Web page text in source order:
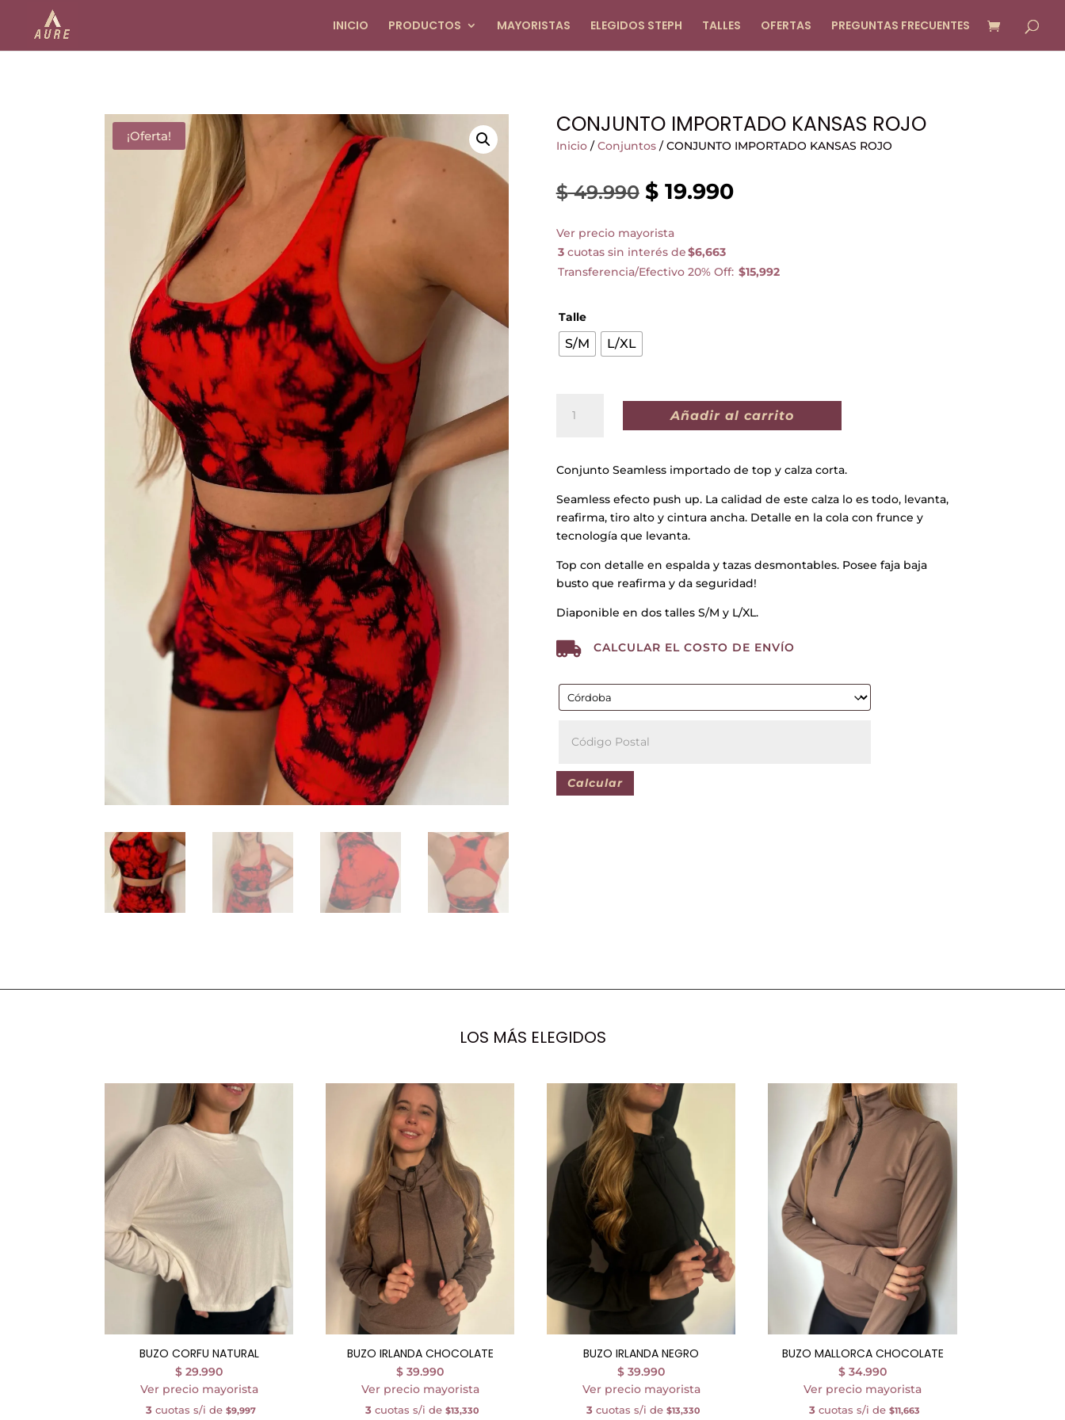
INICIO PRODUCTOS MAYORISTAS ELEGIDOS STEPH TALLES OFERTAS PREGUNTAS FRECUENTES
¡Oferta! CONJUNTO IMPORTADO KANSAS ROJO
Inicio/Conjuntos/ CONJUNTO IMPORTADO KANSAS ROJO
$49.990 El
original
era:
$19.990El
es:
Ver precio mayorista
3cuotas sin interés de$6,663
Transferencia/Efectivo 20% Off: $15,992
Talle
S/M L/XL
IMPORTADO
cantidad
Añadir al carrito
Conjunto Seamless importado de top y calza corta.
Seamless efecto push up. La calidad de este calza lo es todo, levanta,
reafirma, tiro alto y cintura ancha. Detalle en la cola con frunce y
tecnología que levanta.
Top con detalle en espalda y tazas desmontables. Posee faja baja
busto que reafirma y da seguridad!
Diaponible en dos talles S/M y L/XL.
 CALCULAR EL COSTO DE ENVÍO
Calcular
LOS MÁS ELEGIDOS
BUZO CORFU NATURAL
$ 29.990
Ver precio mayorista
3cuotas s/i de $9,997
BUZO IRLANDA CHOCOLATE
$ 39.990
Ver precio mayorista
3cuotas s/i de $13,330
BUZO IRLANDA NEGRO
$ 39.990
Ver precio mayorista
3cuotas s/i de $13,330
BUZO MALLORCA CHOCOLATE
$ 34.990
Ver precio mayorista
3cuotas s/i de $11,663